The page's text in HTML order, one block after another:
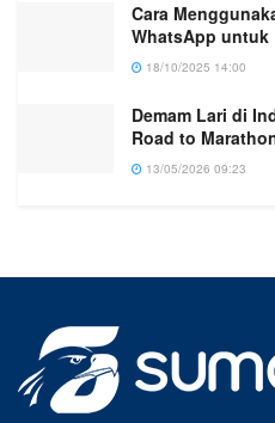
Cara
WhatsApp
18/10/2025 14:00
Demam Lari di
Road to
13/05/2026 09:23